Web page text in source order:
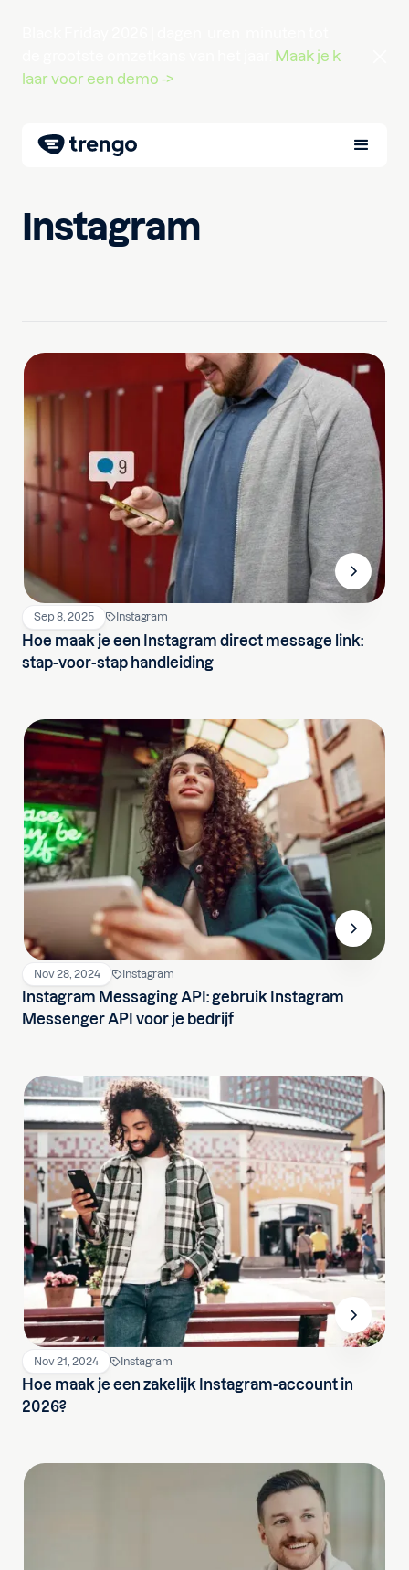
Maak je k
laar voor een demo ->
Instagram
Sep 8, 2025 Instagram
Hoe maak je een Instagram direct message link:
stap-voor-stap handleiding
Nov 28, 2024 Instagram
Instagram Messaging API: gebruik Instagram
Messenger API voor je bedrijf
Nov 21, 2024 Instagram
Hoe maak je een zakelijk Instagram-account in
2026?